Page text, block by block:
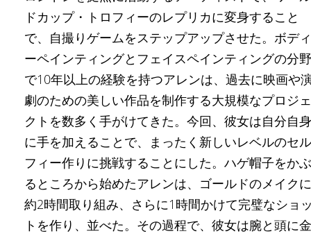
ドカップ・トロフィーのレプリカに変身すること
で、自撮りゲームをステップアップさせた。ボディ
ーペインティングとフェイスペインティングの分野
で10年以上の経験を持つアレンは、過去に映画や
劇のための美しい作品を制作する大規模なプロジェ
クトを数多く手がけてきた。今回、彼女は自分自身
に手を加えることで、まったく新しいレベルのセル
フィー作りに挑戦することにした。ハゲ帽子をかぶ
るところから始めたアレンは、ゴールドのメイクに
約2時間取り組み、さらに1時間かけて完璧なショ
トを作り、並べた。その過程で、彼女は腕と頭に金